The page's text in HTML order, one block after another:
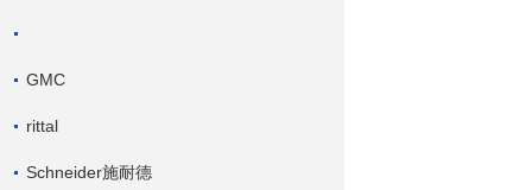
GMC
rittal
Schneider施耐德